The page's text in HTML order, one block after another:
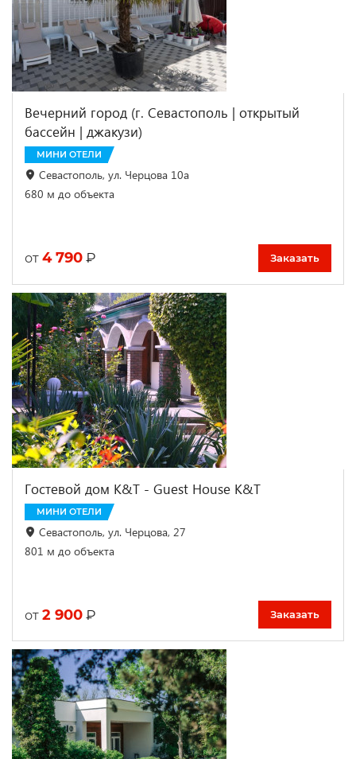
Вечерний город (г. Севастополь | открытый
бассейн | джакузи)
МИНИ ОТЕЛИ
Севастополь, ул. Черцова 10а
680 м до объекта
от 4 790 ₽ Заказать
Гостевой дом K&Т - Guest House K&Т
МИНИ ОТЕЛИ
Севастополь, ул. Черцова, 27
801 м до объекта
от 2 900 ₽ Заказать